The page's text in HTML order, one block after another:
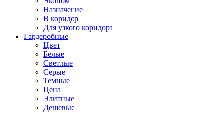
Назначение
В коридор
Для узкого коридора
Гардеробные
Цвет
Белые
Светлые
Серые
Темные
Цена
Элитные
Дешевые